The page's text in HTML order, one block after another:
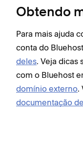
Obtendo
Para mais ajuda
conta do
deles. Veja dicas
com o Bluehost
domínio externo.
documentação